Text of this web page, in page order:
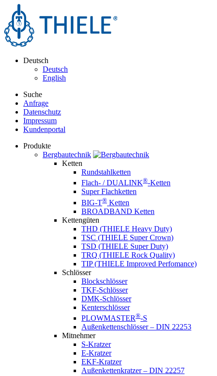
Deutsch
Deutsch
English
Suche
Anfrage
Datenschutz
Impressum
Kundenportal
Produkte
Bergbautechnik
Ketten
Rundstahlketten
Flach- / DUALINK®-Ketten
Super Flachketten
BIG-T® Ketten
BROADBAND Ketten
Kettengüten
THD (THIELE Heavy Duty)
TSC (THIELE Super Crown)
TSD (THIELE Super Duty)
TRQ (THIELE Rock Quality)
TIP (THIELE Improved Perfomance)
Schlösser
Blockschlösser
TKF-Schlösser
DMK-Schlösser
Kenterschlösser
PLOWMASTER®-S
Außenkettenschlösser – DIN 22253
Mitnehmer
S-Kratzer
E-Kratzer
EKF-Kratzer
Außenkettenkratzer – DIN 22257